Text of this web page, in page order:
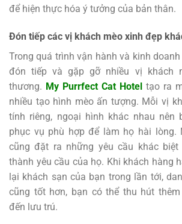
để hiện thực hóa ý tưởng của bản thân.
Đón tiếp các vị khách mèo xinh đẹp
Trong quá trình vận hành và kinh
đón tiếp và gặp gỡ nhiều vị khách
thương. My Purrfect Cat Hotel tạo ra
nhiều tạo hình mèo ấn tượng. Mỗi vị
tính riêng, ngoại hình khác nhau nên
phục vụ phù hợp để làm họ hài lòng.
cũng đặt ra những yêu cầu khác
thành yêu cầu của họ. Khi khách hàng
lại khách sạn của bạn trong lần tới,
cũng tốt hơn, bạn có thể thu hút
đến lưu trú.